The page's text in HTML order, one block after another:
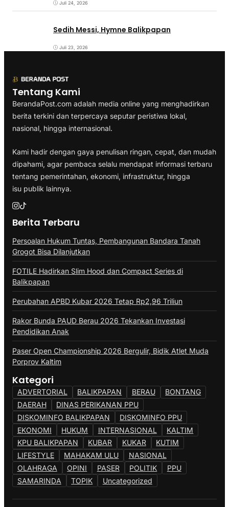
Juli 24, 2026
Sedih Messi, Hymne Balikpapan
Juli 23, 2026
Tentang Kami
BerandaPost.com adalah media online yang menghadirkan
berita terkini dan terpercaya seputar peristiwa lokal,
nasional, hingga internasional.
Kami hadir dengan gaya penulisan ringan, cepat, dan mudah
dipahami, agar pembaca selalu mendapat informasi terbaru
tentang pemerintahan, ekonomi, infrastruktur, hingga
isu publik lainnya.
Berita Terbaru
Persoalan Hukum Tuntas, Pembangunan Bandara Tanah
Grogot Bisa Dilanjutkan
FOTILE Hadirkan Slim Hood dan Compact Series di
Balikpapan
Perubahan APBD Kubar 2026 Tetap Rp2,96 Triliun
Rakor Bunda PAUD Berau 2026 Tekankan Investasi
Pendidikan Anak
Paser Open Championship 2026 Bergulir, Bidik Atlet Muda
Porprov Kaltim
Kategori
ADVERTORIAL BALIKPAPAN BERAU
BONTANG
DAERAH
DINAS PERIKANAN PPU
DISKOMINFO BALIKPAPAN
DISKOMINFO PPU
EKONOMI
HUKUM INTERNASIONAL
KALTIM
KPU BALIKPAPAN
KUBAR KUKAR
KUTIM
LIFESTYLE
MAHAKAM ULU
NASIONAL
OLAHRAGA
OPINI PASER POLITIK
PPU
SAMARINDA
TOPIK Uncategorized